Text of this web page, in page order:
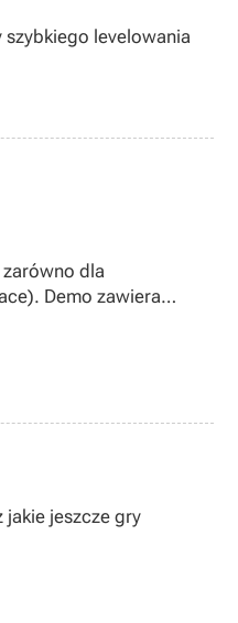
szybkiego levelowania
dla
Demo zawiera
jakie jeszcze gry